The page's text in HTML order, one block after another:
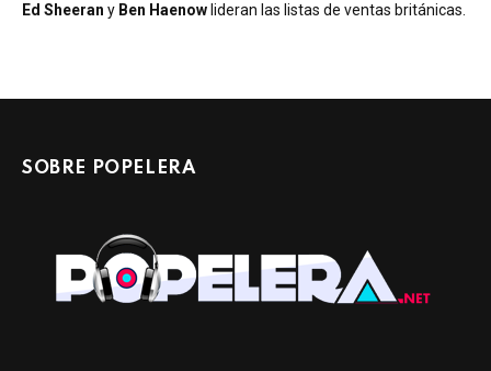
Ed Sheeran y Ben Haenow lideran las listas de ventas británicas.
SOBRE POPELERA